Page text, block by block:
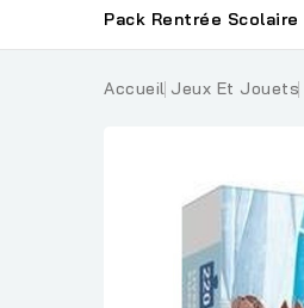
Pack Rentrée Scolaire
Accueil Jeux Et Jouets